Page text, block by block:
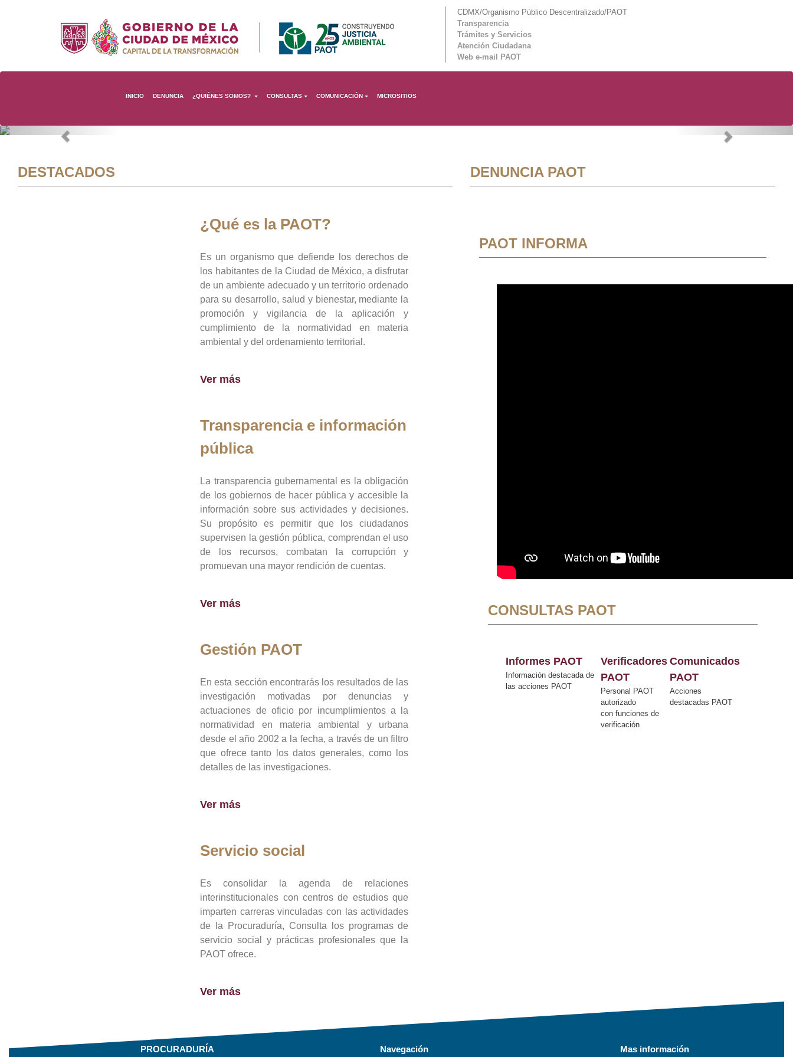
CDMX/Organismo Público Descentralizado/PAOT
Transparencia
Trámites y Servicios
Atención Ciudadana
Web e-mail PAOT
INICIO DENUNCIA ¿QUIÉNES SOMOS? CONSULTAS COMUNICACIÓN MICROSITIOS
Previous Next
DESTACADOS
¿Qué es la PAOT?
Es un organismo que defiende los derechos de
los habitantes de la Ciudad de México, a disfrutar
de un ambiente adecuado y un territorio ordenado
para su desarrollo, salud y bienestar, mediante la
promoción y vigilancia de la aplicación y
cumplimiento de la normatividad en materia
ambiental y del ordenamiento territorial.
Ver más
Transparencia e información
pública
La transparencia gubernamental es la obligación
de los gobiernos de hacer pública y accesible la
información sobre sus actividades y decisiones.
Su propósito es permitir que los ciudadanos
supervisen la gestión pública, comprendan el uso
de los recursos, combatan la corrupción y
promuevan una mayor rendición de cuentas.
Ver más
Gestión PAOT
En esta sección encontrarás los resultados de las
investigación motivadas por denuncias y
actuaciones de oficio por incumplimientos a la
normatividad en materia ambiental y urbana
desde el año 2002 a la fecha, a través de un filtro
que ofrece tanto los datos generales, como los
detalles de las investigaciones.
Ver más
Servicio social
Es consolidar la agenda de relaciones
interinstitucionales con centros de estudios que
imparten carreras vinculadas con las actividades
de la Procuraduría, Consulta los programas de
servicio social y prácticas profesionales que la
PAOT ofrece.
Ver más
DENUNCIA PAOT
PAOT INFORMA
CONSULTAS PAOT
Informes PAOT
Información destacada de
las acciones PAOT
Verificadores
PAOT
Personal PAOT
autorizado
con funciones de
verificación
Comunicados
PAOT
Acciones
destacadas PAOT
PROCURADURÍA Navegación Mas información